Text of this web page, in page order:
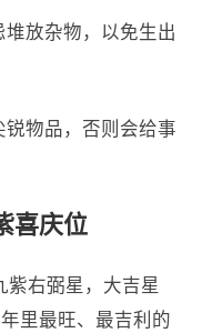
放杂物，以免生出
物品，否则会给事
喜庆位
紫右弼星，大吉星
里最旺、最吉利的